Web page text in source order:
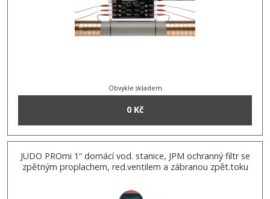
Obvykle skladem
0 Kč
JUDO PROmi 1“ domácí vod. stanice, JPM ochranný filtr se
zpětným proplachem, red.ventilem a zábranou zpět.toku